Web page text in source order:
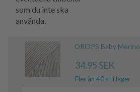
som du inte ska
använda.
DROPS Baby Merino
34.95 SEK
Fler än 40 st i lager